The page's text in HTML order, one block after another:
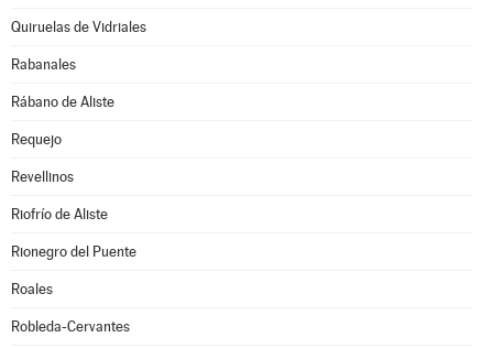
Quiruelas de Vidriales
Rabanales
Rábano de Aliste
Requejo
Revellinos
Riofrío de Aliste
Rionegro del Puente
Roales
Robleda-Cervantes